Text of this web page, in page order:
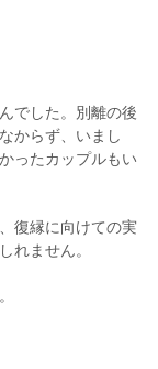
でした。別離の後
からず、いまし
ったカップルもい
復縁に向けての実
れません。